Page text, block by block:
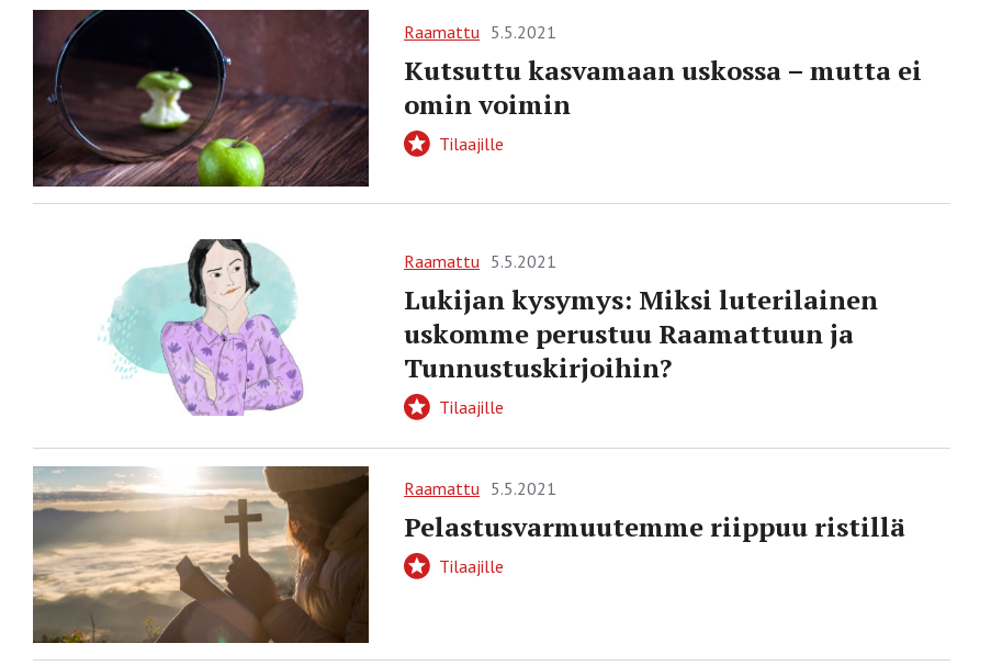
Raamattu 5.5.2021
Kutsuttu kasvamaan uskossa – mutta ei
omin voimin
Tilaajille
Raamattu 5.5.2021
Lukijan kysymys: Miksi luterilainen
uskomme perustuu Raamattuun ja
Tunnustuskirjoihin?
Tilaajille
Raamattu 5.5.2021
Pelastusvarmuutemme riippuu ristillä
Tilaajille